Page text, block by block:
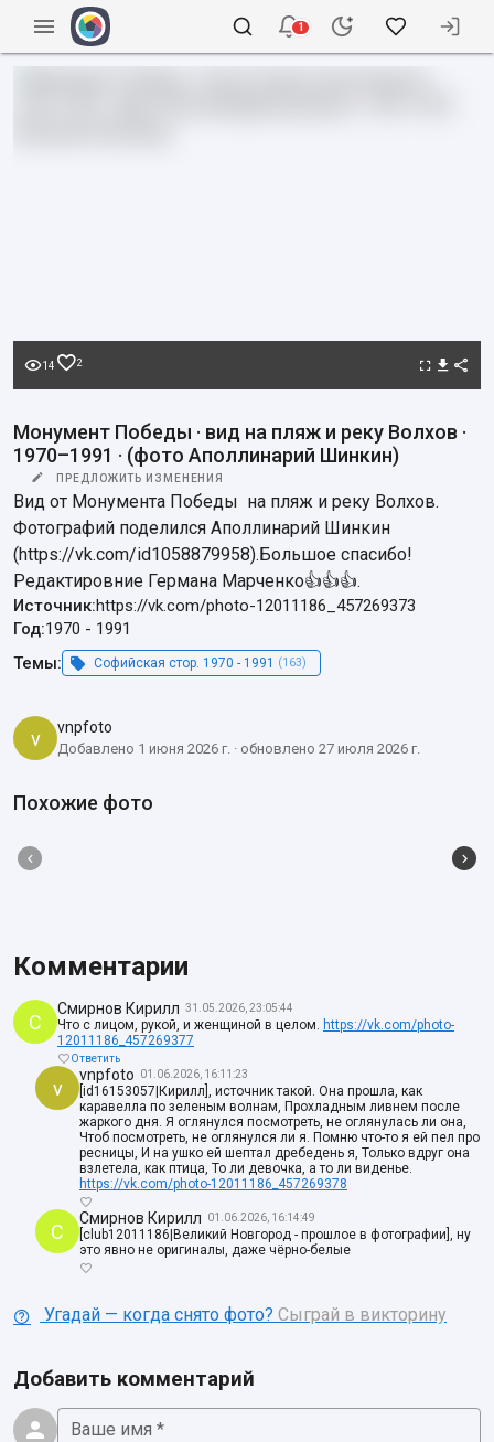
1
14 2
Монумент Победы · вид на пляж и реку Волхов ·
1970–1991 · (фото Аполлинарий Шинкин)
ПРЕДЛОЖИТЬ ИЗМЕНЕНИЯ
Вид от Монумента Победы  на пляж и реку Волхов.
Фотографий поделился Аполлинарий Шинкин
(https://vk.com/id1058879958).Большое спасибо!
Редактировние Германа Марченко👍👍👍.
Источник:https://vk.com/photo-12011186_457269373
Год:1970 - 1991
Темы:
Софийская стор. 1970 - 1991 (163)
v vnpfoto
Добавлено 1 июня 2026 г. · обновлено 27 июля 2026 г.
Похожие фото
Комментарии
С
Смирнов Кирилл 31.05.2026, 23:05:44
Что с лицом, рукой, и женщиной в целом. https://vk.com/photo-
12011186_457269377
Ответить
v
vnpfoto 01.06.2026, 16:11:23
[id16153057|Кирилл], источник такой. Она пpошла, как
каpавелла по зеленым волнам, Пpохладным ливнем после
жаpкого дня. Я оглянулся посмотpеть, не оглянулась ли она,
Чтоб посмотpеть, не оглянулся ли я. Помню что-то я ей пел пpо
pесницы, И на ушко ей шептал дpебедень я, Только вдpуг она
взлетела, как птица, То ли девочка, а то ли виденье.
https://vk.com/photo-12011186_457269378
С
Смирнов Кирилл 01.06.2026, 16:14:49
[club12011186|Великий Новгород - прошлое в фотографии], ну
это явно не оригиналы, даже чёрно-белые
Угадай — когда снято фото? Сыграй в викторину
Добавить комментарий
Ваше имя *